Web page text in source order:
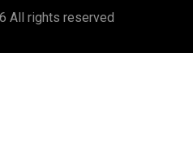
All rights reserved